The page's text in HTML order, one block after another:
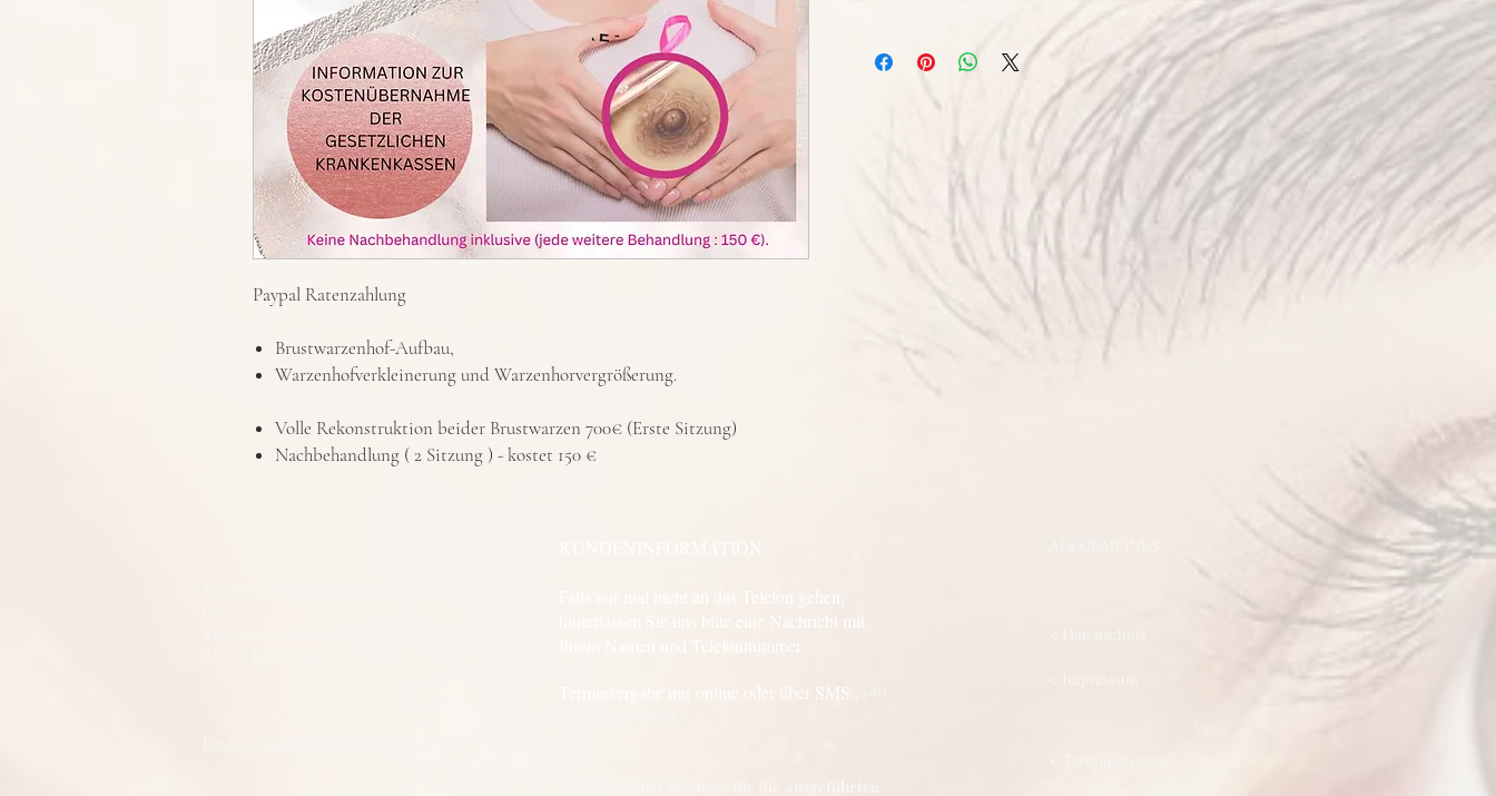
Paypal Ratenzahlung
Brustwarzenhof-Aufbau,
Warzenhofverkleinerung und Warzenhorvergrößerung.
Volle Rekonstruktion beider Brustwarzen 700€ (Erste Sitzung)
Nachbehandlung ( 2 Sitzung ) - kostet 150 €
Falls wir mal nicht an das Telefon gehen,
hinterlassen Sie uns bitte eine Nachricht mit
Ihrem Namen und Telefonnummer.
Terminvergabe nur online oder über SMS .